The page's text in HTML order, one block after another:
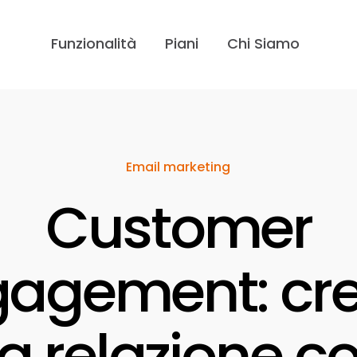
Funzionalità Piani Chi Siamo
Email marketing
Customer